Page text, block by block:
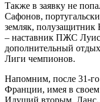
Также в заявку не
Сафонов,
земляк, полузащитник
– наставник ПЖС
дополнительный
Лиги чемпионов.
Напомним, после 31-
Франции, имея в своем